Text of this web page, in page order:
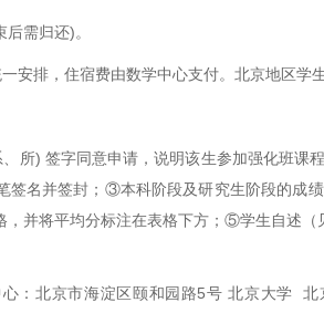
后需归还)。
排，住宿费由数学中心支付。北京地区学
、所) 签字同意申请，说明该生参加强化班课
名并签封；③本科阶段及研究生阶段的成
并将平均分标注在表格下方；⑤学生自述（
：北京市海淀区颐和园路5号 北京大学